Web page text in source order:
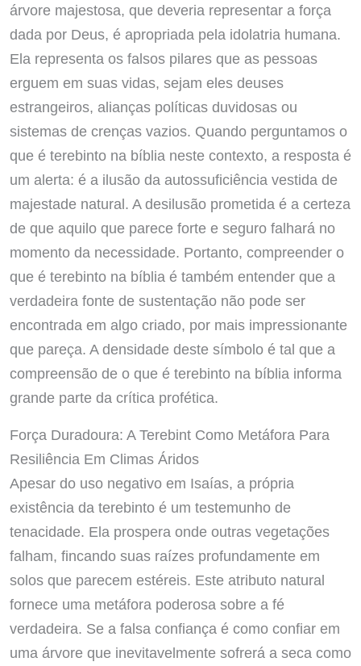
árvore majestosa, que deveria representar a força
dada por Deus, é apropriada pela idolatria humana.
Ela representa os falsos pilares que as pessoas
erguem em suas vidas, sejam eles deuses
estrangeiros, alianças políticas duvidosas ou
sistemas de crenças vazios. Quando perguntamos o
que é terebinto na bíblia neste contexto, a resposta é
um alerta: é a ilusão da autossuficiência vestida de
majestade natural. A desilusão prometida é a certeza
de que aquilo que parece forte e seguro falhará no
momento da necessidade. Portanto, compreender o
que é terebinto na bíblia é também entender que a
verdadeira fonte de sustentação não pode ser
encontrada em algo criado, por mais impressionante
que pareça. A densidade deste símbolo é tal que a
compreensão de o que é terebinto na bíblia informa
grande parte da crítica profética.
Força Duradoura: A Terebint Como Metáfora Para
Resiliência Em Climas Áridos
Apesar do uso negativo em Isaías, a própria
existência da terebinto é um testemunho de
tenacidade. Ela prospera onde outras vegetações
falham, fincando suas raízes profundamente em
solos que parecem estéreis. Este atributo natural
fornece uma metáfora poderosa sobre a fé
verdadeira. Se a falsa confiança é como confiar em
uma árvore que inevitavelmente sofrerá a seca como